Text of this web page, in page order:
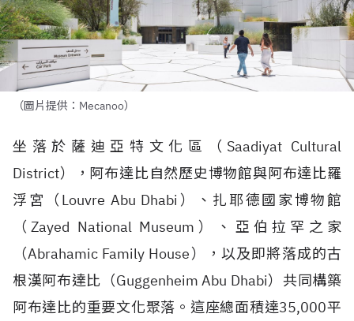
（圖片提供：Mecanoo）
坐落於薩迪亞特文化區（ Saadiyat Cultural
District），阿布達比自然歷史博物館與阿布達比羅
浮宮（ Louvre Abu Dhabi ）、扎耶德國家博物館
（Zayed National Museum ）、亞伯拉罕之家
（Abrahamic Family House），以及即將落成的古
根漢阿布達比（Guggenheim Abu Dhabi）共同構築
阿布達比的重要文化聚落。這座總面積達35,000平